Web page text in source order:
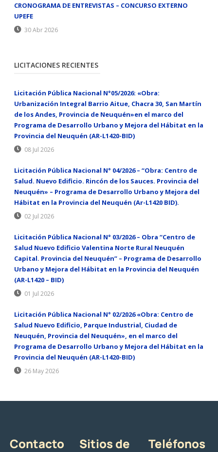
CRONOGRAMA DE ENTREVISTAS – CONCURSO EXTERNO
UPEFE
30 Abr 2026
LICITACIONES RECIENTES
Licitación Pública Nacional N°05/2026: «Obra:
Urbanización Integral Barrio Aitue, Chacra 30, San Martín
de los Andes, Provincia de Neuquén»en el marco del
Programa de Desarrollo Urbano y Mejora del Hábitat en la
Provincia del Neuquén (AR-L1420-BID)
08 Jul 2026
Licitación Pública Nacional N° 04/2026 – “Obra: Centro de
Salud. Nuevo Edificio. Rincón de los Sauces. Provincia del
Neuquén» – Programa de Desarrollo Urbano y Mejora del
Hábitat en la Provincia del Neuquén (Ar-L1420 BID).
02 Jul 2026
Licitación Pública Nacional N° 03/2026 – Obra “Centro de
Salud Nuevo Edificio Valentina Norte Rural Neuquén
Capital. Provincia del Neuquén” – Programa de Desarrollo
Urbano y Mejora del Hábitat en la Provincia del Neuquén
(AR-L1420 – BID)
01 Jul 2026
Licitación Pública Nacional N° 02/2026 «Obra: Centro de
Salud Nuevo Edificio, Parque Industrial, Ciudad de
Neuquén, Provincia del Neuquén», en el marco del
Programa de Desarrollo Urbano y Mejora del Hábitat en la
Provincia del Neuquén (AR-L1420-BID)
26 May 2026
Contacto
Sitios de
Teléfonos